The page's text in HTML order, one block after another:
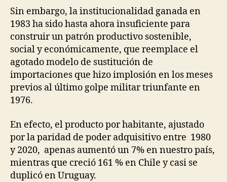
Sin embargo, la institucionalidad ganada en
1983 ha sido hasta ahora insuficiente para
construir un patrón productivo sostenible,
social y económicamente, que reemplace el
agotado modelo de sustitución de
importaciones que hizo implosión en los meses
previos al último golpe militar triunfante en
1976.
En efecto, el producto por habitante, ajustado
por la paridad de poder adquisitivo entre 1980
y 2020, apenas aumentó un 7% en nuestro país,
mientras que creció 161 % en Chile y casi se
duplicó en Uruguay.